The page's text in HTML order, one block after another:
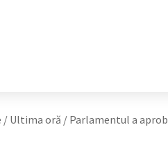
/ Ultima oră / Parlamentul a